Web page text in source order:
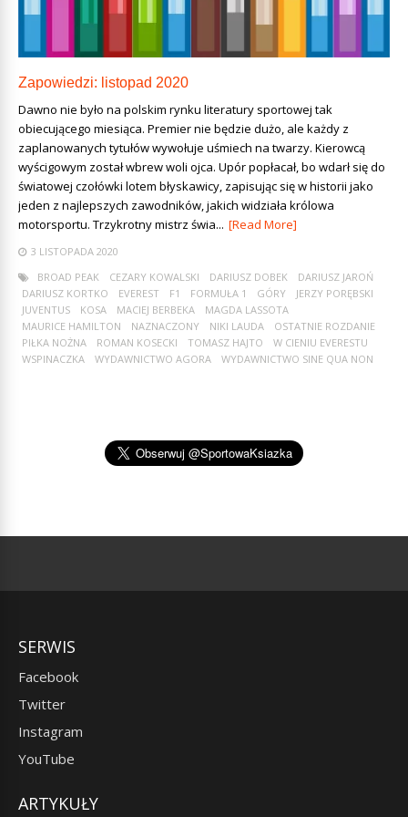
Zapowiedzi: listopad 2020
Dawno nie było na polskim rynku literatury sportowej tak
obiecującego miesiąca. Premier nie będzie dużo, ale każdy z
zaplanowanych tytułów wywołuje uśmiech na twarzy. Kierowcą
wyścigowym został wbrew woli ojca. Upór popłacał, bo wdarł się do
światowej czołówki lotem błyskawicy, zapisując się w historii jako
jeden z najlepszych zawodników, jakich widziała królowa
motorsportu. Trzykrotny mistrz świa... [Read More]
3 LISTOPADA 2020
BROAD PEAK
CEZARY KOWALSKI DARIUSZ DOBEK
DARIUSZ JAROŃ
DARIUSZ KORTKO
EVEREST F1 FORMUŁA 1 GÓRY
JERZY PORĘBSKI
JUVENTUS
KOSA MACIEJ BERBEKA
MAGDA LASSOTA
MAURICE HAMILTON
NAZNACZONY NIKI LAUDA
OSTATNIE ROZDANIE
PIŁKA NOŻNA
ROMAN KOSECKI TOMASZ HAJTO
W CIENIU EVERESTU
WSPINACZKA
WYDAWNICTWO AGORA WYDAWNICTWO SINE QUA NON
SERWIS
Facebook
Twitter
Instagram
YouTube
ARTYKUŁY